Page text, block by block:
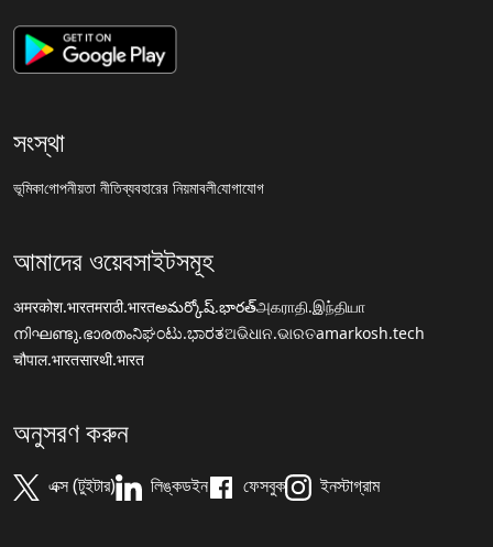
সংস্থা
ভূমিকাগোপনীয়তা নীতিব্যবহারের নিয়মাবলীযোগাযোগ
আমাদের ওয়েবসাইটসমূহ
अमरकोश.भारतमराठी.भारतఅమర్కోష్.భారత్அகராதி.இந்தியா
നിഘണ്ടു.ഭാരതംನಿಘಂಟು.ಭಾರತଅଭିଧାନ.ଭାରତamarkosh.tech
चौपाल.भारतसारथी.भारत
অনুসরণ করুন
এক্স (টুইটার) লিঙ্কডইন ফেসবুক ইনস্টাগ্রাম